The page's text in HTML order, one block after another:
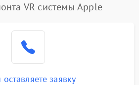
VR системы Apple
заявку